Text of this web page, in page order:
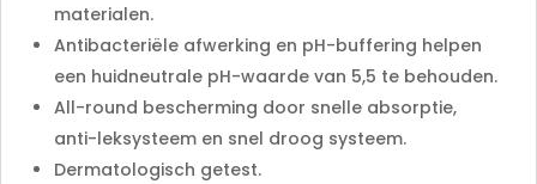
materialen.
Antibacteriële afwerking en pH-buffering helpen
een huidneutrale pH-waarde van 5,5 te behouden.
All-round bescherming door snelle absorptie,
anti-leksysteem en snel droog systeem.
Dermatologisch getest.